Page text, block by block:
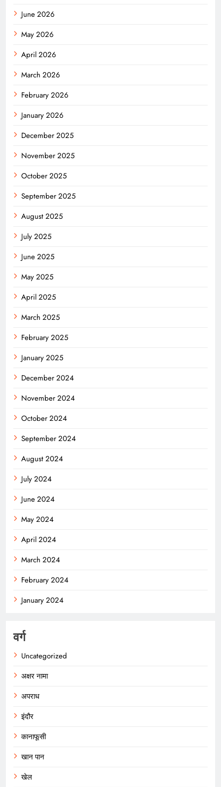
June 2026
May 2026
April 2026
March 2026
February 2026
January 2026
December 2025
November 2025
October 2025
September 2025
August 2025
July 2025
June 2025
May 2025
April 2025
March 2025
February 2025
January 2025
December 2024
November 2024
October 2024
September 2024
August 2024
July 2024
June 2024
May 2024
April 2024
March 2024
February 2024
January 2024
वर्ग
Uncategorized
अक्षर नामा
अपराध
इंदौर
कानाफूसी
खान पान
खेल